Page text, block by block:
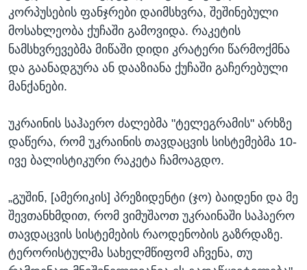
კორპუსების ფანჯრები დაიმსხვრა, შეშინებული
მოსახლეობა ქუჩაში გამოვიდა. რაკეტის
ნამსხვრევებმა მიწაში დიდი კრატერი წარმოქმნა
და გაანადგურა ან დააზიანა ქუჩაში გაჩერებული
მანქანები.
უკრაინის საჰაერო ძალებმა "ტელეგრამის" არხზე
დაწერა, რომ უკრაინის თავდაცვის სისტემებმა 10-
ივე ბალისტიკური რაკეტა ჩამოაგდო.
„გუშინ, [ამერიკის] პრეზიდენტი (ჯო) ბაიდენი და მე
შევთანხმდით, რომ ვიმუშაოთ უკრაინაში საჰაერო
თავდაცვის სისტემების რაოდენობის გაზრდაზე.
ტერორისტულმა სახელმწიფომ აჩვენა, თუ